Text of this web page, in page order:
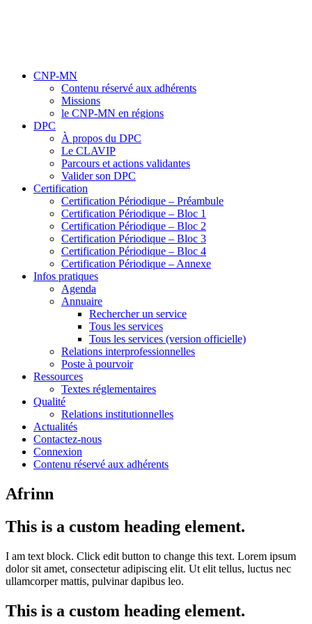
CNP-MN
Contenu réservé aux adhérents
Missions
le CNP-MN en régions
DPC
À propos du DPC
Le CLAVIP
Parcours et actions validantes
Valider son DPC
Certification
Certification Périodique – Préambule
Certification Périodique – Bloc 1
Certification Périodique – Bloc 2
Certification Périodique – Bloc 3
Certification Périodique – Bloc 4
Certification Périodique – Annexe
Infos pratiques
Agenda
Annuaire
Rechercher un service
Tous les services
Tous les services (version officielle)
Relations interprofessionnelles
Poste à pourvoir
Ressources
Textes réglementaires
Qualité
Relations institutionnelles
Actualités
Contactez-nous
Connexion
Contenu réservé aux adhérents
Afrinn
This is a custom heading element.
I am text block. Click edit button to change this text. Lorem ipsum
dolor sit amet, consectetur adipiscing elit. Ut elit tellus, luctus nec
ullamcorper mattis, pulvinar dapibus leo.
This is a custom heading element.